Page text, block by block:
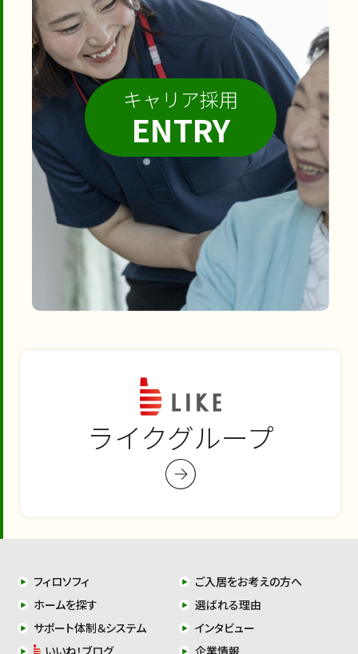
キャリア採用
ENTRY
ライクグループ
フィロソフィ
ご入居をお考えの方へ
ホームを探す
選ばれる理由
サポート体制＆システム
インタビュー